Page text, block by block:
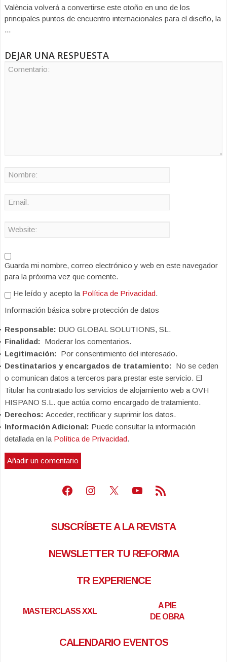
València volverá a convertirse este otoño en uno de los
principales puntos de encuentro internacionales para el diseño, la
...
DEJAR UNA RESPUESTA
Guarda mi nombre, correo electrónico y web en este navegador
para la próxima vez que comente.
He leído y acepto la Política de Privacidad.
Información básica sobre protección de datos
Responsable: DUO GLOBAL SOLUTIONS, SL.
Finalidad: Moderar los comentarios.
Legitimación: Por consentimiento del interesado.
Destinatarios y encargados de tratamiento: No se ceden
o comunican datos a terceros para prestar este servicio. El
Titular ha contratado los servicios de alojamiento web a OVH
HISPANO S.L. que actúa como encargado de tratamiento.
Derechos: Acceder, rectificar y suprimir los datos.
Información Adicional: Puede consultar la información
detallada en la Política de Privacidad.
Facebook
Instagram
X Youtube
Feed RSS
SUSCRÍBETE A LA REVISTA
NEWSLETTER TU REFORMA
TR EXPERIENCE
MASTERCLASS XXL
A PIE
DE OBRA
CALENDARIO EVENTOS